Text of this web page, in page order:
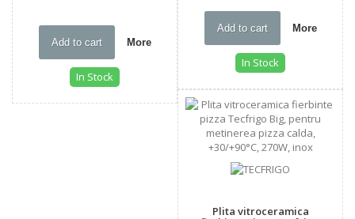
Add to cart More
In Stock
Add to cart More
In Stock
Plita vitroceramica